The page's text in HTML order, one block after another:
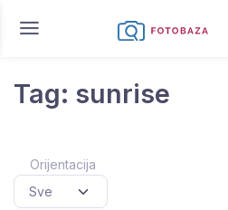
Tag: sunrise
Orijentacija